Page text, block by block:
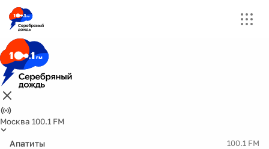
Москва 100.1 FM
Апатиты 100.1 FM